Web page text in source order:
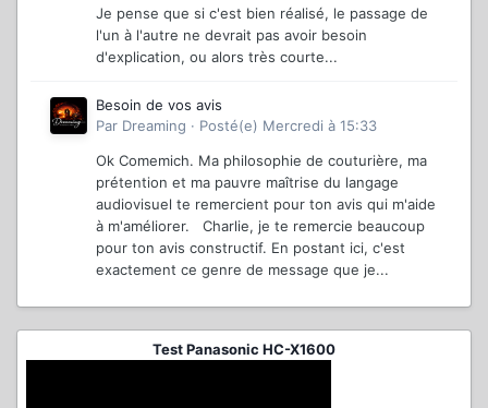
Je pense que si c'est bien réalisé, le passage de
l'un à l'autre ne devrait pas avoir besoin
d'explication, ou alors très courte...
Besoin de vos avis
Par Dreaming · Posté(e) Mercredi à 15:33
Ok Comemich. Ma philosophie de couturière, ma
prétention et ma pauvre maîtrise du langage
audiovisuel te remercient pour ton avis qui m'aide
à m'améliorer. Charlie, je te remercie beaucoup
pour ton avis constructif. En postant ici, c'est
exactement ce genre de message que je...
Test Panasonic HC-X1600